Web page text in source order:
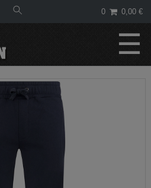
0 0,00 €
☰